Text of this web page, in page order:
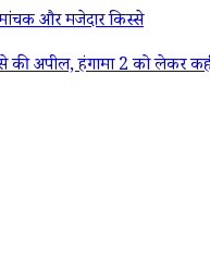
और मजेदार किस्से
की अपील, हंगामा 2 को लेकर